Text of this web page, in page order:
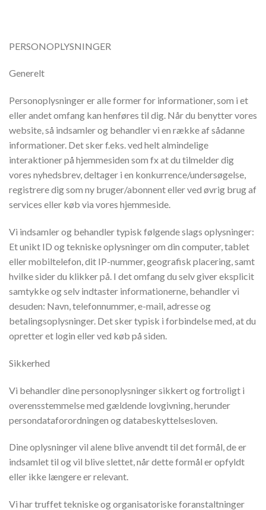
PERSONOPLYSNINGER
Generelt
Personoplysninger er alle former for informationer, som i et
eller andet omfang kan henføres til dig. Når du benytter vores
website, så indsamler og behandler vi en række af sådanne
informationer. Det sker f.eks. ved helt almindelige
interaktioner på hjemmesiden som fx at du tilmelder dig
vores nyhedsbrev, deltager i en konkurrence/undersøgelse,
registrere dig som ny bruger/abonnent eller ved øvrig brug af
services eller køb via vores hjemmeside.
Vi indsamler og behandler typisk følgende slags oplysninger:
Et unikt ID og tekniske oplysninger om din computer, tablet
eller mobiltelefon, dit IP-nummer, geografisk placering, samt
hvilke sider du klikker på. I det omfang du selv giver eksplicit
samtykke og selv indtaster informationerne, behandler vi
desuden: Navn, telefonnummer, e-mail, adresse og
betalingsoplysninger. Det sker typisk i forbindelse med, at du
opretter et login eller ved køb på siden.
Sikkerhed
Vi behandler dine personoplysninger sikkert og fortroligt i
overensstemmelse med gældende lovgivning, herunder
persondataforordningen og databeskyttelsesloven.
Dine oplysninger vil alene blive anvendt til det formål, de er
indsamlet til og vil blive slettet, når dette formål er opfyldt
eller ikke længere er relevant.
Vi har truffet tekniske og organisatoriske foranstaltninger